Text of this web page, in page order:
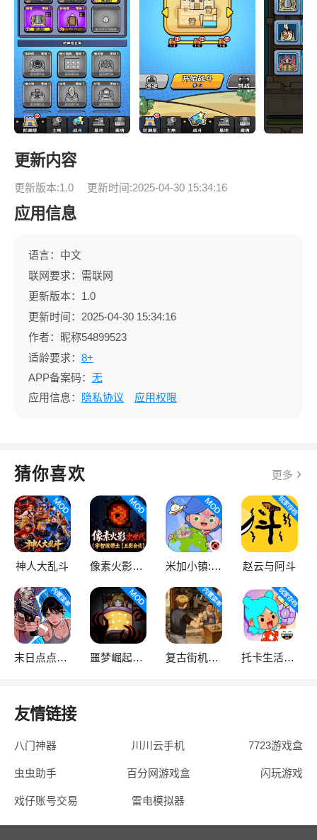
更新内容
更新版本:1.0 更新时间:2025-04-30 15:34:16
应用信息
语言：中文
联网要求：需联网
更新版本：1.0
更新时间：2025-04-30 15:34:16
作者：昵称54899523
适龄要求： 8+
APP备案码： 无
应用信息：
隐私协议 应用权限
猜你喜欢 更多
神人大乱斗 像素火影次世代 米加小镇:世界 赵云与阿斗
末日点点（辅助菜单） 噩梦崛起：生存 复古街机大亨 托卡生活：世界
友情链接
八门神器 川川云手机 7723游戏盒
虫虫助手 百分网游戏盒 闪玩游戏
戏仔账号交易 雷电模拟器